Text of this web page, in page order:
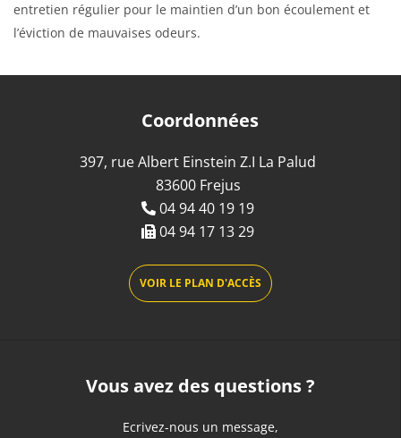
entretien régulier pour le maintien d’un bon écoulement et
l’éviction de mauvaises odeurs.
Coordonnées
397, rue Albert Einstein Z.I La Palud
83600 Frejus
04 94 40 19 19
04 94 17 13 29
VOIR LE PLAN D'ACCÈS
Vous avez des questions ?
Ecrivez-nous un message,